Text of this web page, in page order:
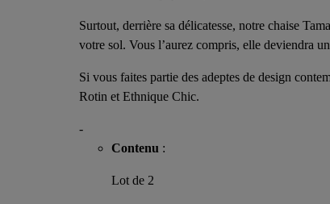
Surtout, derrière sa délicatesse, notre chaise
votre sol. Vous l’aurez compris, elle deviendra
Si vous faites partie des adeptes de design
Rotin et Ethnique Chic.
-
Contenu :
Lot de 2